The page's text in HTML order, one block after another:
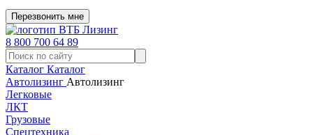
Перезвонить мне
8 800 700 64 89
Каталог Каталог
Автолизинг Автолизинг
Легковые
ЛКТ
Грузовые
Спецтехника